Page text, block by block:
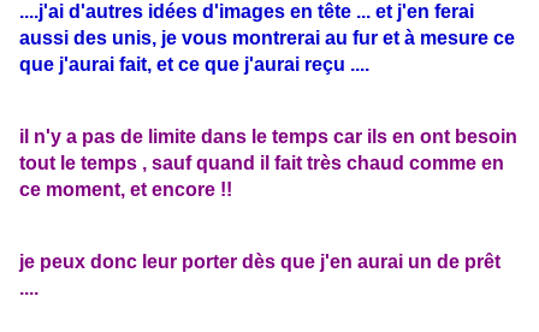
....j'ai d'autres idées d'images en tête ... et j'en ferai
aussi des unis, je vous montrerai au fur et à mesure ce
que j'aurai fait, et ce que j'aurai reçu ....
il n'y a pas de limite dans le temps car ils en ont besoin
tout le temps , sauf quand il fait très chaud comme en
ce moment, et encore !!
je peux donc leur porter dès que j'en aurai un de prêt
....